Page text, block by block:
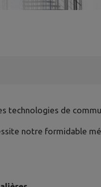
technologies de
notre formidable